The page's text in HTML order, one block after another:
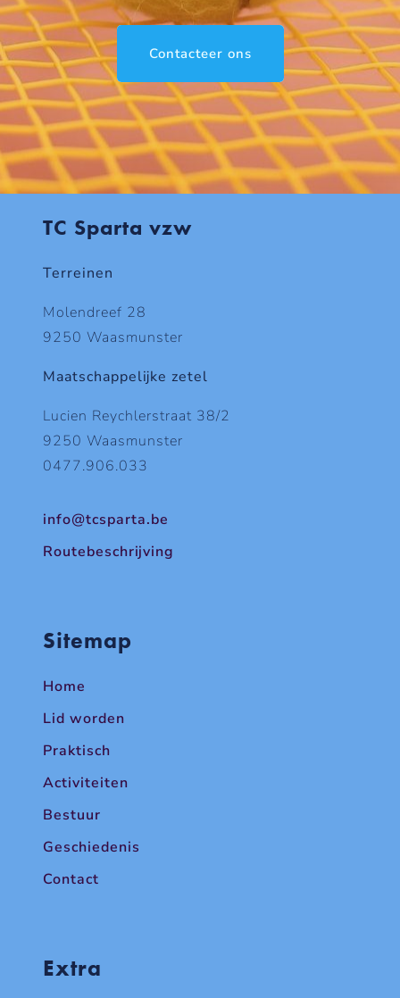
Contacteer ons
Terreinen
Molendreef 28
9250 Waasmunster
Maatschappelijke zetel
Lucien Reychlerstraat 38/2
9250 Waasmunster
0477.906.033
info@tcsparta.be
Routebeschrijving
TC Sparta vzw
Sitemap
Home
Lid worden
Praktisch
Activiteiten
Bestuur
Geschiedenis
Contact
Extra